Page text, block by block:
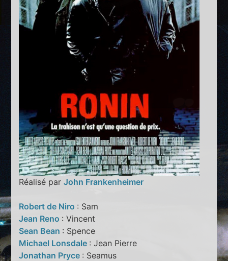
Réalisé parJohn Frankenheimer
Robert de Niro : Sam
Jean Reno : Vincent
Sean Bean : Spence
Michael Lonsdale : Jean Pierre
Jonathan Pryce : Seamus